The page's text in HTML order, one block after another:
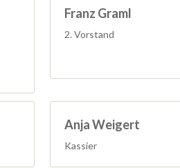
Franz Graml
2. Vorstand
Anja Weigert
Kassier